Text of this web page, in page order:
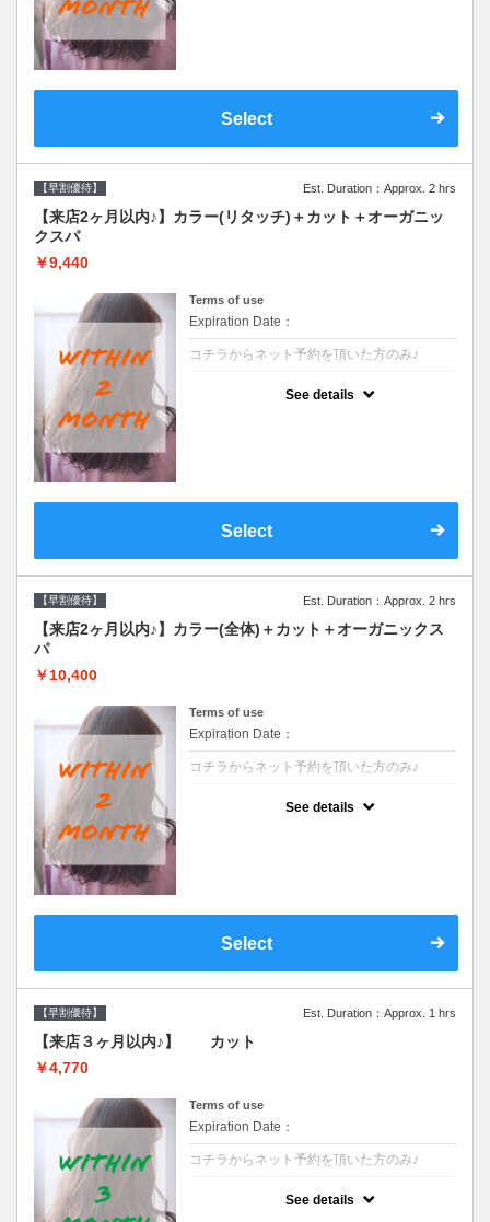
Select
【早割優待】 Est. Duration：Approx. 2 hrs
【来店2ヶ月以内♪】カラー(リタッチ)＋カット＋オーガニッ
クスパ
￥9,440
Terms of use
Expiration Date：
コチラからネット予約を頂いた方のみ♪
See details
Select
【早割優待】 Est. Duration：Approx. 2 hrs
【来店2ヶ月以内♪】カラー(全体)＋カット＋オーガニックス
パ
￥10,400
Terms of use
Expiration Date：
コチラからネット予約を頂いた方のみ♪
See details
Select
【早割優待】 Est. Duration：Approx. 1 hrs
【来店３ヶ月以内♪】 カット
￥4,770
Terms of use
Expiration Date：
コチラからネット予約を頂いた方のみ♪
See details